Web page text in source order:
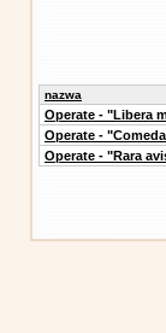
nazwa
Operate - "Libera
Operate -
Operate - "Rara